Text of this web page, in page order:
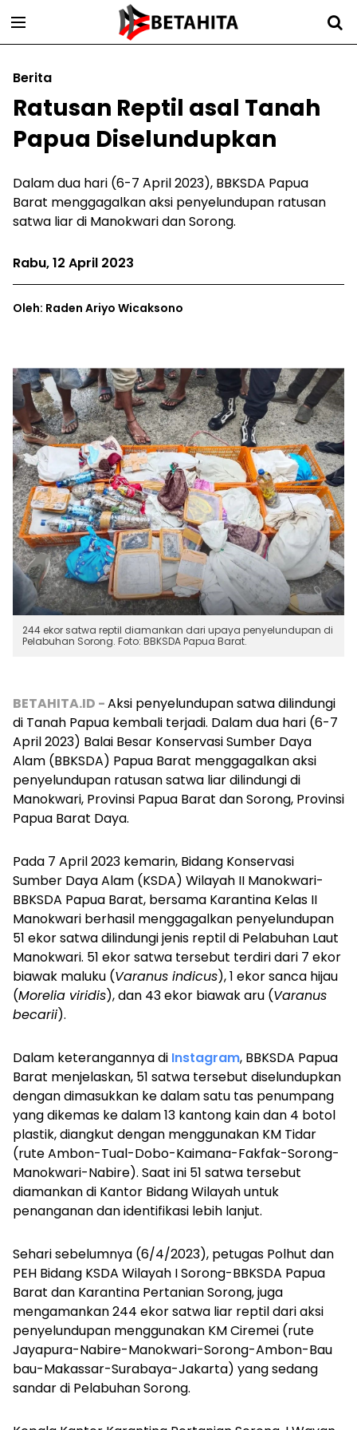
Berita
Ratusan Reptil asal Tanah
Papua Diselundupkan
Dalam dua hari (6-7 April 2023), BBKSDA Papua
Barat menggagalkan aksi penyelundupan ratusan
satwa liar di Manokwari dan Sorong.
Rabu, 12 April 2023
Oleh: Raden Ariyo Wicaksono
244 ekor satwa reptil diamankan dari upaya penyelundupan di
Pelabuhan Sorong. Foto: BBKSDA Papua Barat.
BETAHITA.ID -Aksi penyelundupan satwa dilindungi
di Tanah Papua kembali terjadi. Dalam dua hari (6-7
April 2023) Balai Besar Konservasi Sumber Daya
Alam (BBKSDA) Papua Barat menggagalkan aksi
penyelundupan ratusan satwa liar dilindungi di
Manokwari, Provinsi Papua Barat dan Sorong, Provinsi
Papua Barat Daya.
Pada 7 April 2023 kemarin, Bidang Konservasi
Sumber Daya Alam (KSDA) Wilayah II Manokwari-
BBKSDA Papua Barat, bersama Karantina Kelas II
Manokwari berhasil menggagalkan penyelundupan
51 ekor satwa dilindungi jenis reptil di Pelabuhan Laut
Manokwari. 51 ekor satwa tersebut terdiri dari 7 ekor
biawak maluku (Varanus indicus), 1 ekor sanca hijau
(Morelia viridis), dan 43 ekor biawak aru (Varanus
becarii).
Dalam keterangannya di Instagram, BBKSDA Papua
Barat menjelaskan, 51 satwa tersebut diselundupkan
dengan dimasukkan ke dalam satu tas penumpang
yang dikemas ke dalam 13 kantong kain dan 4 botol
plastik, diangkut dengan menggunakan KM Tidar
(rute Ambon-Tual-Dobo-Kaimana-Fakfak-Sorong-
Manokwari-Nabire). Saat ini 51 satwa tersebut
diamankan di Kantor Bidang Wilayah untuk
penanganan dan identifikasi lebih lanjut.
Sehari sebelumnya (6/4/2023), petugas Polhut dan
PEH Bidang KSDA Wilayah I Sorong-BBKSDA Papua
Barat dan Karantina Pertanian Sorong, juga
mengamankan 244 ekor satwa liar reptil dari aksi
penyelundupan menggunakan KM Ciremei (rute
Jayapura-Nabire-Manokwari-Sorong-Ambon-Bau
bau-Makassar-Surabaya-Jakarta) yang sedang
sandar di Pelabuhan Sorong.